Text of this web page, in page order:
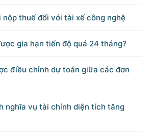
nộp thuế đối với tài xế công nghệ
gia hạn tiến độ quá 24 tháng?
điều chỉnh dự toán giữa các đơn
nghĩa vụ tài chính diện tích tăng